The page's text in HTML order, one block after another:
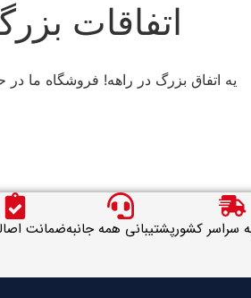
اتفاقات
یه اتفاق بزرگ در راهه! فروشگاه ما
سراسر کشورپشتیبانی همه جانبهضمانت